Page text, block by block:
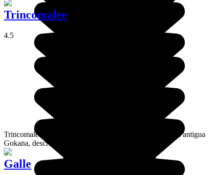
Trincomalee
4.5
Trincomalee es una ciudad costera pequeña. Se trata de la antigua
Gokana, descrita en las Crónicas Cingalesas.
Galle